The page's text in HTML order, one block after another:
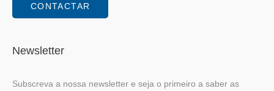
CONTACTAR
Newsletter
Subscreva a nossa newsletter e seja o primeiro a saber as